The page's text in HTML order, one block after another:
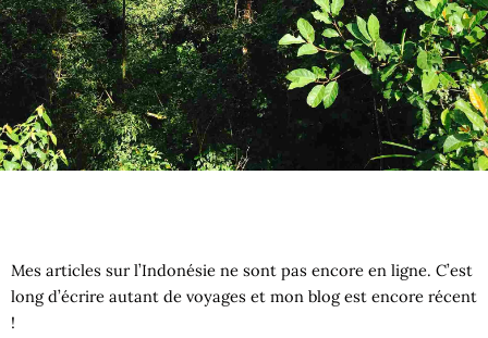
Mes articles sur l’Indonésie ne sont pas encore en ligne. C’est
long d’écrire autant de voyages et mon blog est encore récent
!